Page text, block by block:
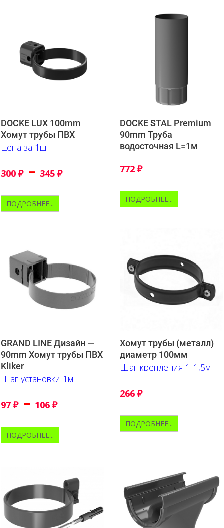
DOCKE LUX 100mm
Хомут трубы ПВХ
Цена за 1шт
300 ₽ – 345 ₽
ПОДРОБНЕЕ...
DOCKE STAL Premium
90mm Труба
водосточная L=1м
772 ₽
ПОДРОБНЕЕ...
GRAND LINE Дизайн —
90mm Хомут трубы ПВХ
Kliker
Шаг установки 1м
97 ₽ – 106 ₽
ПОДРОБНЕЕ...
Хомут трубы (металл)
диаметр 100мм
Шаг крепления 1-1,5м
266 ₽
ПОДРОБНЕЕ...